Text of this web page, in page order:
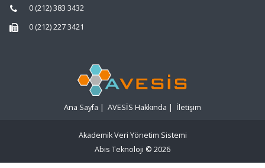
0 (212) 383 3432
0 (212) 227 3421
Ana Sayfa | AVESİS Hakkında | İletişim
Akademik Veri Yönetim Sistemi
Abis Teknoloji © 2026